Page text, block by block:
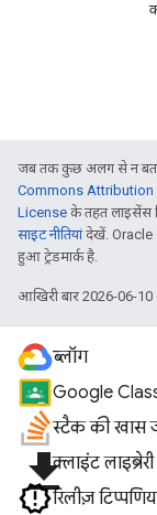
जब तक कुछ अलग से न
Commons Attribution
License के तहत लाइसेंस
साइट नीतियांदेखें. Oracle
हुआ ट्रेडमार्क है.
आखिरी बार 2026-06-10
ब्लॉग
Google
स्टैक की खास
file_downloadक्लाइंट लाइब्रेरी
रिलीज़